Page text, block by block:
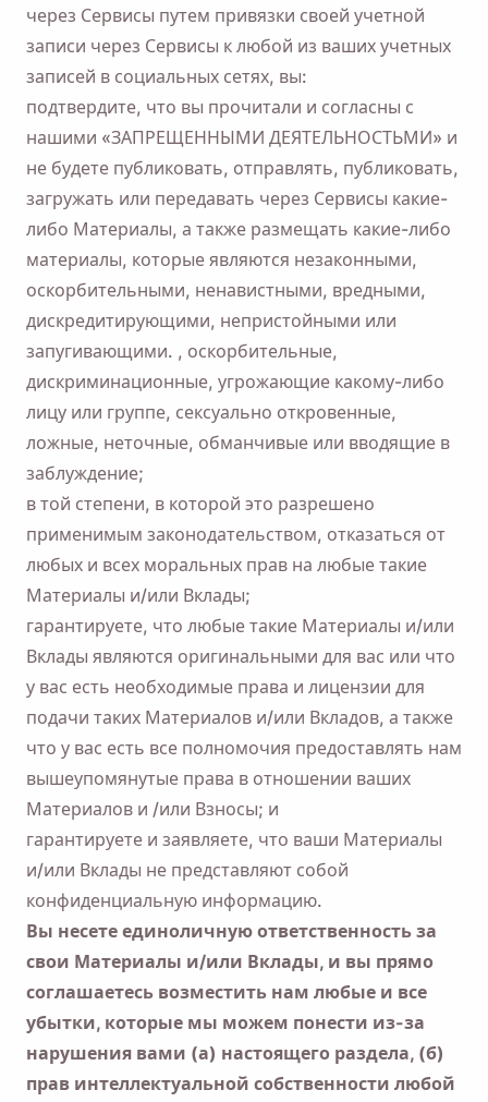
через Сервисы путем привязки своей учетной
записи через Сервисы к любой из ваших учетных
записей в социальных сетях, вы:
подтвердите, что вы прочитали и согласны с
нашими «ЗАПРЕЩЕННЫМИ ДЕЯТЕЛЬНОСТЬМИ» и
не будете публиковать, отправлять, публиковать,
загружать или передавать через Сервисы какие-
либо Материалы, а также размещать какие-либо
материалы, которые являются незаконными,
оскорбительными, ненавистными, вредными,
дискредитирующими, непристойными или
запугивающими. , оскорбительные,
дискриминационные, угрожающие какому-либо
лицу или группе, сексуально откровенные,
ложные, неточные, обманчивые или вводящие в
заблуждение;
в той степени, в которой это разрешено
применимым законодательством, отказаться от
любых и всех моральных прав на любые такие
Материалы и/или Вклады;
гарантируете, что любые такие Материалы и/или
Вклады являются оригинальными для вас или что
у вас есть необходимые права и лицензии для
подачи таких Материалов и/или Вкладов, а также
что у вас есть все полномочия предоставлять нам
вышеупомянутые права в отношении ваших
Материалов и /или Взносы; и
гарантируете и заявляете, что ваши Материалы
и/или Вклады не представляют собой
конфиденциальную информацию.
Вы несете единоличную ответственность за
свои Материалы и/или Вклады, и вы прямо
соглашаетесь возместить нам любые и все
убытки, которые мы можем понести из-за
нарушения вами (а) настоящего раздела, (б)
прав интеллектуальной собственности любой
Email
Устанавливая этот флажок, вы соглашаетесь с нашей
Политикой конфиденциальности.
Отправлять